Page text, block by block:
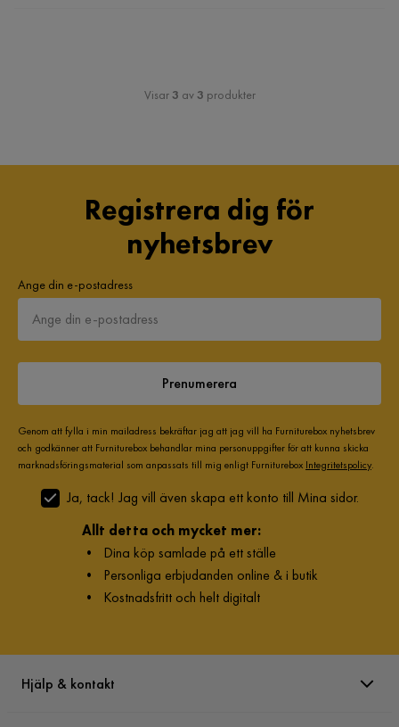
Visar3 av3 produkter
Registrera dig för
nyhetsbrev
Ange din e-postadress
Prenumerera
Genom att fylla i min mailadress bekräftar jag att jag vill ha Furniturebox nyhetsbrev
och godkänner att Furniturebox behandlar mina personuppgifter för att kunna skicka
marknadsföringsmaterial som anpassats till mig enligt Furniturebox Integritetspolicy.
Ja, tack! Jag vill även skapa ett konto till Mina sidor.
Allt detta och mycket mer:
• Dina köp samlade på ett ställe
• Personliga erbjudanden online & i butik
• Kostnadsfritt och helt digitalt
Hjälp & kontakt